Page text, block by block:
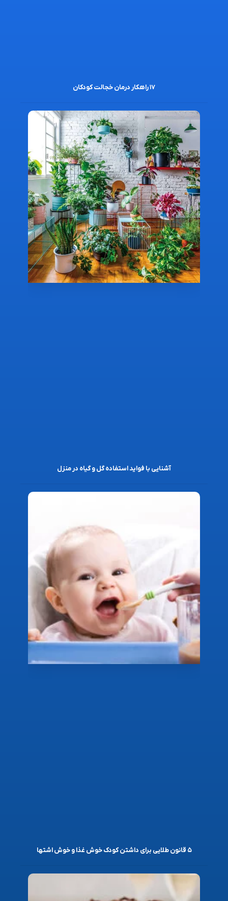
۱۷ راهکار درمان خجالت کودکان
آشنایی با فواید استفاده گل و گیاه در منزل
۵ قانون طلایی برای داشتن کودک خوش غذا و خوش اشتها